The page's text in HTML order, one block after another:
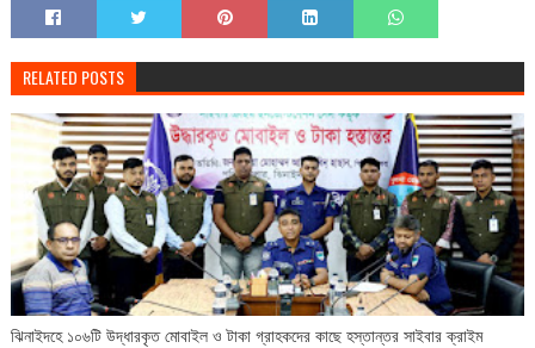
RELATED POSTS
ঝিনাইদহে ১০৬টি উদ্ধারকৃত মোবাইল ও টাকা গ্রাহকদের কাছে হস্তান্তর সাইবার ক্রাইম